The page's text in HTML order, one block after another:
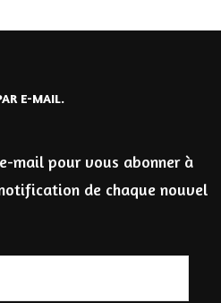
E-MAIL.
mail pour vous abonner à
de chaque nouvel